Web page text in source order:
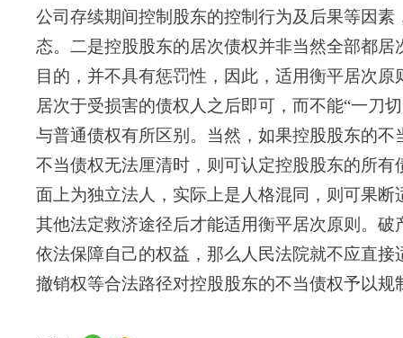
公司存续期间控制股东的控制行为及后果等因素
态。二是控股股东的居次债权并非当然全部都
目的，并不具有惩罚性，因此，适用衡平居次原
居次于受损害的债权人之后即可，而不能“一刀
与普通债权有所区别。 当然，如果控股股东的
不当债权无法厘清时，则可认定控股股东的所
面上为独立法人，实际上是人格混同，则可果断
其他法定救济途径后才能适用衡平居次原则。
依法保障自己的权益，那么人民法院就不应直
撤销权等合法路径对控股股东的不当债权予以